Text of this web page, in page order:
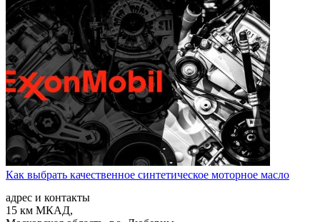
Как выбрать качественное синтетическое моторное масло
адрес и контакты
15 км МКАД,